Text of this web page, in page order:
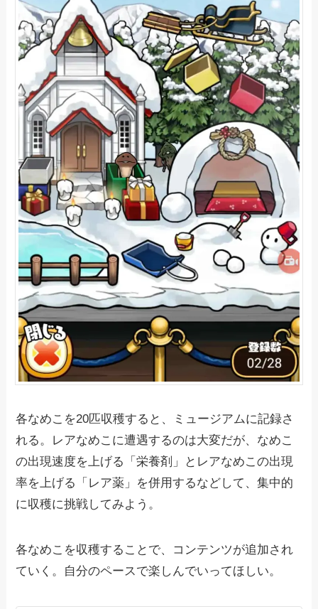
各なめこを20匹収穫すると、ミュージアムに記録さ
れる。レアなめこに遭遇するのは大変だが、なめこ
の出現速度を上げる「栄養剤」とレアなめこの出現
率を上げる「レア薬」を併用するなどして、集中的
に収穫に挑戦してみよう。
各なめこを収穫することで、コンテンツが追加され
ていく。自分のペースで楽しんでいってほしい。